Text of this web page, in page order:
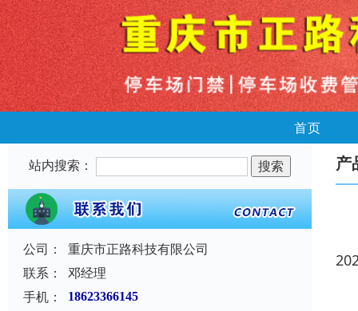
首页
站内搜索：
公司：
重庆市正路科技有限公司
联系：
邓经理
手机：
18623366145
产